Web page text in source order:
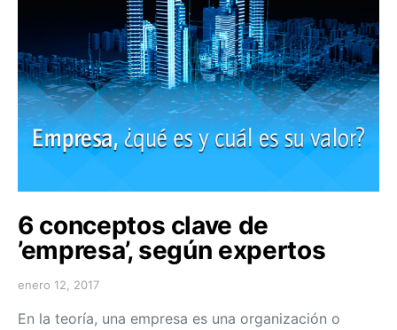
6 conceptos clave de
’empresa’, según expertos
enero 12, 2017
En la teoría, una empresa es una organización o